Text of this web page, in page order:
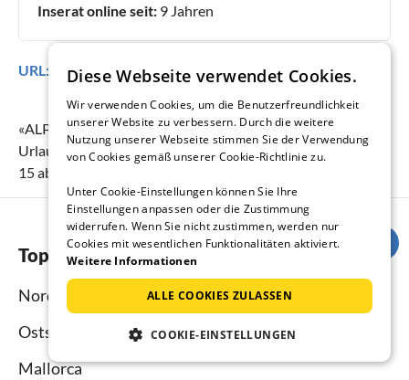
Inserat online seit: 9 Jahren
URL: https://www.ferienhausmiete.de/102096.htm
«ALPE CAVALLACCIO - Holiday Cabin» erreicht eine
Urlauberbewertung von
(Bewertungsskala:
) bei
15abgegebenen Bewertungen.
Top-Regionen
Nordsee
Ostsee
Mallorca
Diese Webseite verwendet Cookies.
Wir verwenden Cookies, um die Benutzerfreundlichkeit
unserer Website zu verbessern. Durch die weitere
Nutzung unserer Webseite stimmen Sie der Verwendung
von Cookies gemäß unserer Cookie-Richtlinie zu.
Unter Cookie-Einstellungen können Sie Ihre
Einstellungen anpassen oder die Zustimmung
widerrufen. Wenn Sie nicht zustimmen, werden nur
Cookies mit wesentlichen Funktionalitäten aktiviert.
Weitere Informationen
ALLE COOKIES ZULASSEN
COOKIE-EINSTELLUNGEN